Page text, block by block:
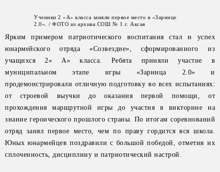
Ученики 2 «А» класса заняли первое место в «Зарнице
2.0». / ФОТО из архива СОШ № 1 г. Аксая
Ярким примером патриотического воспитания стал и успех
юнармейского отряда «Созвездие», сформированного из
учащихся 2» А» класса. Ребята приняли участие в
муниципальном этапе игры «Зарница 2.0» и
продемонстрировали отличную подготовку во всех испытаниях:
от строевой выучки до оказания первой помощи, от
прохождения маршрутной игры до участия в викторине на
знание героического прошлого страны. По итогам соревнований
отряд занял первое место, чем по праву гордится вся школа.
Юных юнармейцев поздравили с большой победой, отметив их
сплоченность, дисциплину и патриотический настрой.